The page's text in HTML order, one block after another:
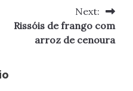
Next:
Rissóis de frango com
arroz de cenoura